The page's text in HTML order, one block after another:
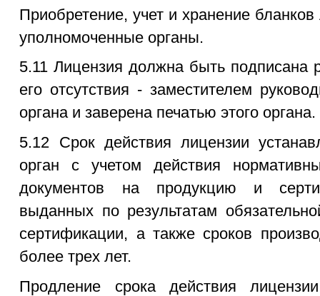
Приобретение, учет и хранение
уполномоченные органы.
5.11 Лицензия должна быть подписана
его отсутствия - заместителем
органа и заверена печатью этого органа.
5.12 Срок действия лицензии
орган с учетом действия
документов на продукцию и
выданных по результатам
сертификации, а также сроков
более трех лет.
Продление срока действия